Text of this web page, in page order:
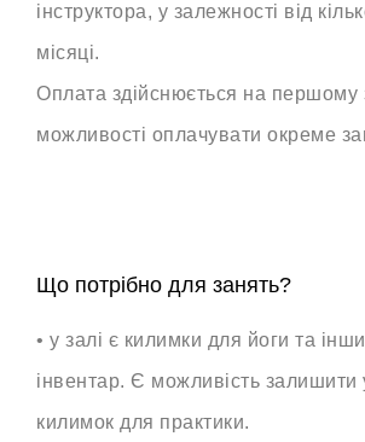
інструктора, у залежності від
місяці.
Оплата здійснюється на першому
можливості оплачувати окреме
Що потрібно для занять?
• у залі є килимки для йоги та
інвентар. Є можливість залишити
килимок для практики.